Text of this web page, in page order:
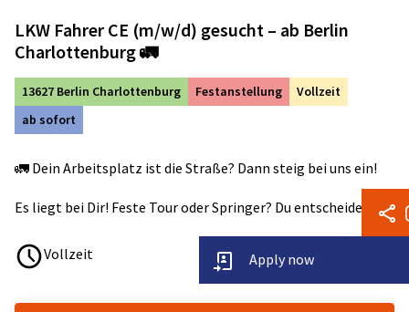
Apply now
LKW Fahrer CE (m/w/d) gesucht – ab Berlin
Charlottenburg 🚛
13627 Berlin Charlottenburg Festanstellung
Vollzeit
ab sofort
🚛 Dein Arbeitsplatz ist die Straße? Dann steig bei uns ein!
Es liegt bei Dir! Feste Tour oder Springer? Du entscheidest!
Vollzeit